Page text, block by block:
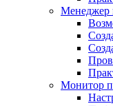
Менеджер
Монитор